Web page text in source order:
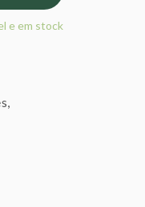
e em stock